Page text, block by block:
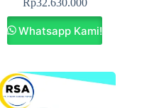
Rp32.630.000
Whatsapp Kami!